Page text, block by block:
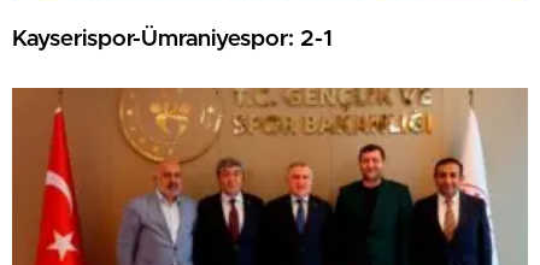
Kayserispor-Ümraniyespor: 2-1